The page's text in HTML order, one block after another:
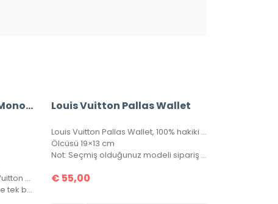
A+ Louis Vuitton Junot Monogram Empreinte Leather
Aksesuar ve kapsüller de Lois Vuitton yazısı mevcuttur.
Çanta içerisinde, arka gövde de tek bir göz bulunmaktadır.
Louis Vuitton Pallas Wallet
Louis Vuitton Pallas Wallet, 100% hakiki deri, Piton deri kapaklı bayan cüzdan. Portatif zinciri sayesinde gece çantası clutch olarak veya cüzdan olarak kullanılabilir. Seri numaralı, kutulu, toz torbalı, sertifikalı.
Ölcüsü 19×13 cm
Not: Seçmiş olduğunuz modeli sipariş notunuzda belirtmeyi unutmayınız!
€ 55,00